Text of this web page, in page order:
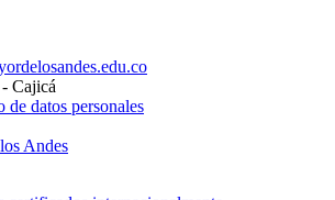
Cajicá
de datos personales